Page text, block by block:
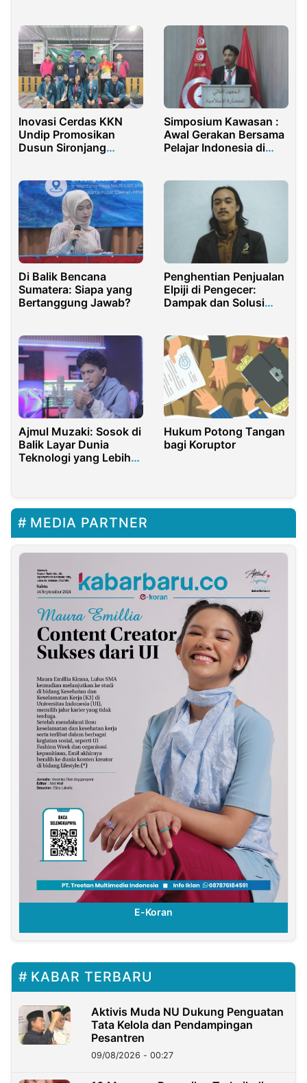
Inovasi Cerdas KKN
Undip Promosikan
Dusun Sironjang
Simposium Kawasan :
Awal Gerakan Bersama
Pelajar Indonesia di
Bangsa
Di Balik Bencana
Sumatera: Siapa yang
Bertanggung Jawab?
Penghentian Penjualan
Elpiji di Pengecer:
Dampak dan Solusi
Ajmul Muzaki: Sosok di
Balik Layar Dunia
Teknologi yang Lebih
Hukum Potong Tangan
bagi Koruptor
MEDIA PARTNER
E-Koran
KABAR TERBARU
Aktivis Muda NU Dukung Penguatan
Tata Kelola dan Pendampingan
Pesantren
09/08/2026 - 00:27